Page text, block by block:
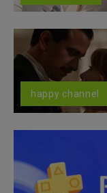
happy channel